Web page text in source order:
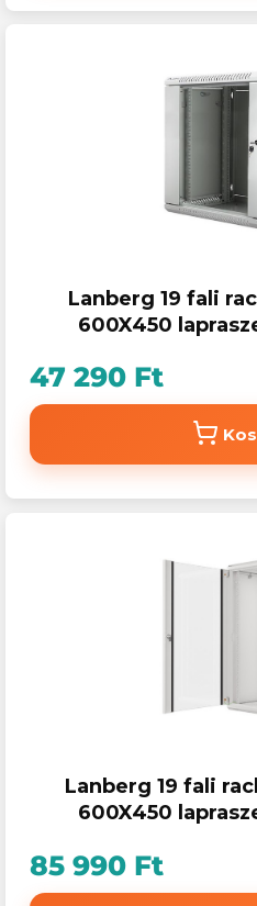
Lanberg 19 fali
600X450
47 290 Ft
Lanberg 19 fali
600X450
85 990 Ft